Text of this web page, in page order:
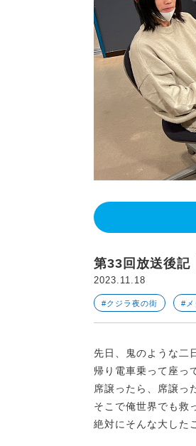
第33回放送後記
2023.11.18
#クジラ夜の街 #メ
先日、鬼のような二
帰り電車乗って座っ
席譲ったら、席譲っ
そこで俺世界でも救
絶対にそんな大した